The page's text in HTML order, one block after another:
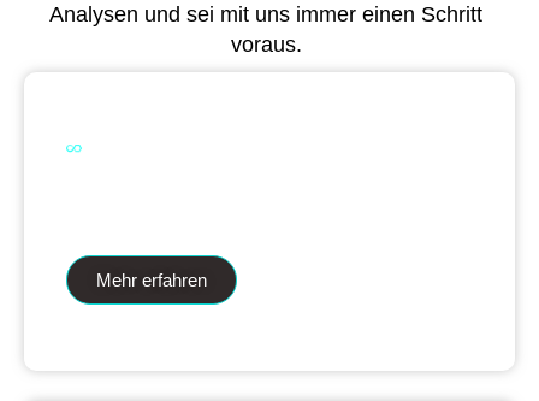
Analysen und sei mit uns immer einen Schritt
voraus.
Mehr erfahren